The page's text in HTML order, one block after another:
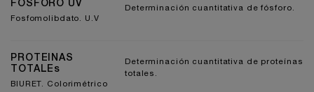
FÓSFORO UV
Fosfomolibdato. U.V
Determinación cuantitativa de fósforo.
PROTEINAS
TOTALEs
BIURET. Colorimétrico
Determinación cuantitativa de proteínas
totales.